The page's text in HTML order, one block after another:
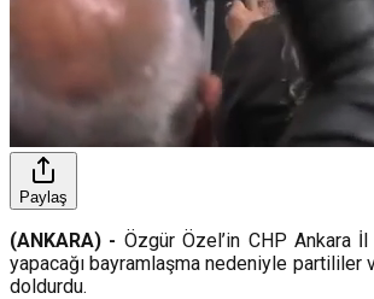
Paylaş
(ANKARA) - Özgür Özel’in CHP Ankara İl
yapacağı bayramlaşma nedeniyle partililer
doldurdu.